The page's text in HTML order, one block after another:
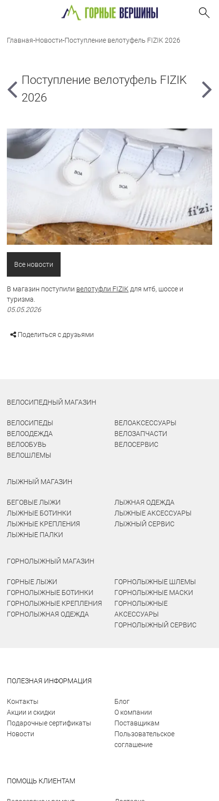
Главная-Новости-Поступление велотуфель FIZIK 2026
Поступление велотуфель FIZIK
2026
Все новости
В магазин поступили велотуфли FIZIK для мтб, шоссе и
туризма.
05.05.2026
Поделиться с друзьями
ВЕЛОСИПЕДНЫЙ МАГАЗИН
ВЕЛОСИПЕДЫ
ВЕЛООДЕЖДА
ВЕЛООБУВЬ
ВЕЛОШЛЕМЫ
ВЕЛОАКСЕССУАРЫ
ВЕЛОЗАПЧАСТИ
ВЕЛОСЕРВИС
ЛЫЖНЫЙ МАГАЗИН
БЕГОВЫЕ ЛЫЖИ
ЛЫЖНЫЕ БОТИНКИ
ЛЫЖНЫЕ КРЕПЛЕНИЯ
ЛЫЖНЫЕ ПАЛКИ
ЛЫЖНАЯ ОДЕЖДА
ЛЫЖНЫЕ АКСЕССУАРЫ
ЛЫЖНЫЙ СЕРВИС
ГОРНОЛЫЖНЫЙ МАГАЗИН
ГОРНЫЕ ЛЫЖИ
ГОРНОЛЫЖНЫЕ БОТИНКИ
ГОРНОЛЫЖНЫЕ КРЕПЛЕНИЯ
ГОРНОЛЫЖНАЯ ОДЕЖДА
ГОРНОЛЫЖНЫЕ ШЛЕМЫ
ГОРНОЛЫЖНЫЕ МАСКИ
ГОРНОЛЫЖНЫЕ
АКСЕССУАРЫ
ГОРНОЛЫЖНЫЙ СЕРВИС
ПОЛЕЗНАЯ ИНФОРМАЦИЯ
Контакты
Акции и скидки
Подарочные сертификаты
Новости
Блог
О компании
Поставщикам
Пользовательское
соглашение
ПОМОЩЬ КЛИЕНТАМ